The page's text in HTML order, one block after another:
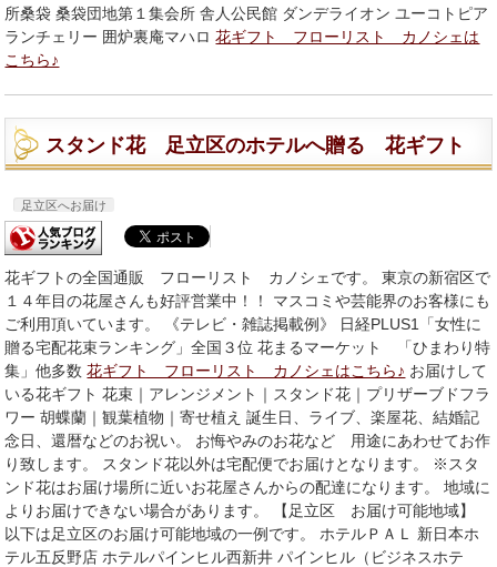
所桑袋 桑袋団地第１集会所 舎人公民館 ダンデライオン ユーコトピア
ランチェリー 囲炉裏庵マハロ花ギフト フローリスト カノシェは
こちら♪
スタンド花 足立区のホテルへ贈る 花ギフト
足立区へお届け
花ギフトの全国通販 フローリスト カノシェです。 東京の新宿区で
１４年目の花屋さんも好評営業中！！ マスコミや芸能界のお客様にも
ご利用頂いています。 《テレビ・雑誌掲載例》 日経PLUS1「女性に
贈る宅配花束ランキング」全国３位 花まるマーケット 「ひまわり特
集」他多数花ギフト フローリスト カノシェはこちら♪ お届けして
いる花ギフト 花束｜アレンジメント｜スタンド花｜プリザーブドフラ
ワー 胡蝶蘭｜観葉植物｜寄せ植え 誕生日、ライブ、楽屋花、結婚記
念日、還暦などのお祝い。 お悔やみのお花など 用途にあわせてお作
り致します。 スタンド花以外は宅配便でお届けとなります。 ※スタ
ンド花はお届け場所に近いお花屋さんからの配達になります。 地域に
よりお届けできない場合があります。 【足立区 お届け可能地域】
以下は足立区のお届け可能地域の一例です。 ホテルＰＡＬ 新日本ホ
テル五反野店 ホテルパインヒル西新井 パインヒル（ビジネスホテ